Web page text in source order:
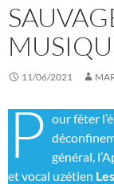
11/06/2021
P our fêter
général,
et vocal uzétien